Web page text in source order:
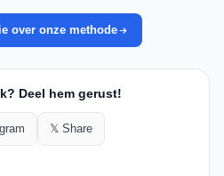
over onze methode
Deel hem gerust!
𝕏 Share